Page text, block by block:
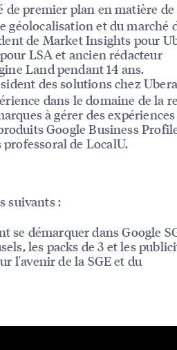
de premier plan en matière de
géolocalisation et du marché
de Market Insights pour
LSA et ancien rédacteur
Land pendant 14 ans.
des solutions chez
dans le domaine de la
à gérer des
Google Business
de LocalU.
suivants :
se démarquer dans Google
les packs de 3 et les
l'avenir de la SGE et du